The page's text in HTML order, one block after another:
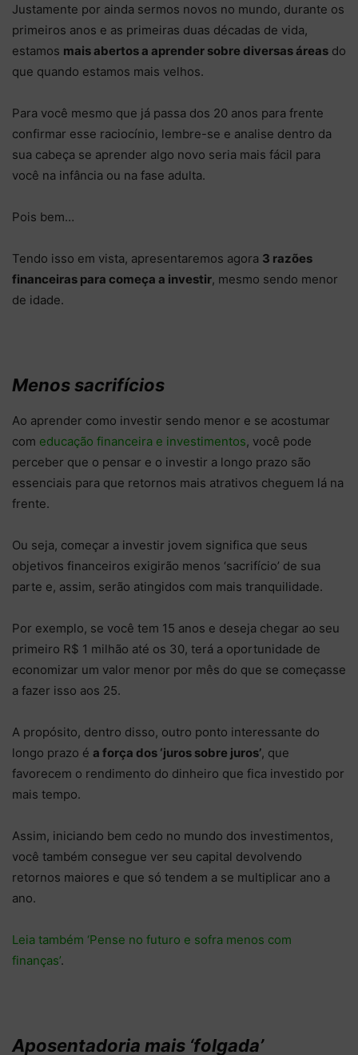
Justamente por ainda sermos novos no mundo, durante os
primeiros anos e as primeiras duas décadas de vida,
estamos mais abertos a aprender sobre diversas áreas do
que quando estamos mais velhos.
Para você mesmo que já passa dos 20 anos para frente
confirmar esse raciocínio, lembre-se e analise dentro da
sua cabeça se aprender algo novo seria mais fácil para
você na infância ou na fase adulta.
Pois bem…
Tendo isso em vista, apresentaremos agora 3 razões
financeiras para começa a investir, mesmo sendo menor
de idade.
Menos sacrifícios
Ao aprender como investir sendo menor e se acostumar
com educação financeira e investimentos, você pode
perceber que o pensar e o investir a longo prazo são
essenciais para que retornos mais atrativos cheguem lá na
frente.
Ou seja, começar a investir jovem significa que seus
objetivos financeiros exigirão menos ‘sacrifício’ de sua
parte e, assim, serão atingidos com mais tranquilidade.
Por exemplo, se você tem 15 anos e deseja chegar ao seu
primeiro R$ 1 milhão até os 30, terá a oportunidade de
economizar um valor menor por mês do que se começasse
a fazer isso aos 25.
A propósito, dentro disso, outro ponto interessante do
longo prazo é a força dos ‘juros sobre juros’, que
favorecem o rendimento do dinheiro que fica investido por
mais tempo.
Assim, iniciando bem cedo no mundo dos investimentos,
você também consegue ver seu capital devolvendo
retornos maiores e que só tendem a se multiplicar ano a
ano.
Leia também ‘Pense no futuro e sofra menos com
finanças’.
Aposentadoria mais ‘folgada’